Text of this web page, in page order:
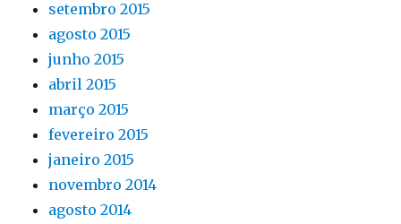
setembro 2015
agosto 2015
junho 2015
abril 2015
março 2015
fevereiro 2015
janeiro 2015
novembro 2014
agosto 2014